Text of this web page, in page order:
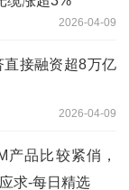
2026-04-09
接融资超8万亿
2026-04-09
产品比较紧俏，
求-每日精选